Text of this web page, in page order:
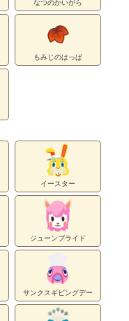
なつのかいがら
もみじのはっぱ
イースター
ジューンブライド
サンクスギビングデー